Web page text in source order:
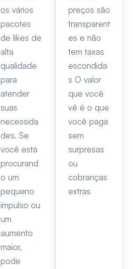
os vários
pacotes
de likes de
alta
qualidade
para
atender
suas
necessida
des. Se
você está
procurand
o um
pequeno
impulso ou
um
aumento
maior,
pode
preços são
transparent
es e não
tem taxas
escondida
s O valor
que você
vê é o que
você paga
sem
surpresas
ou
cobranças
extras